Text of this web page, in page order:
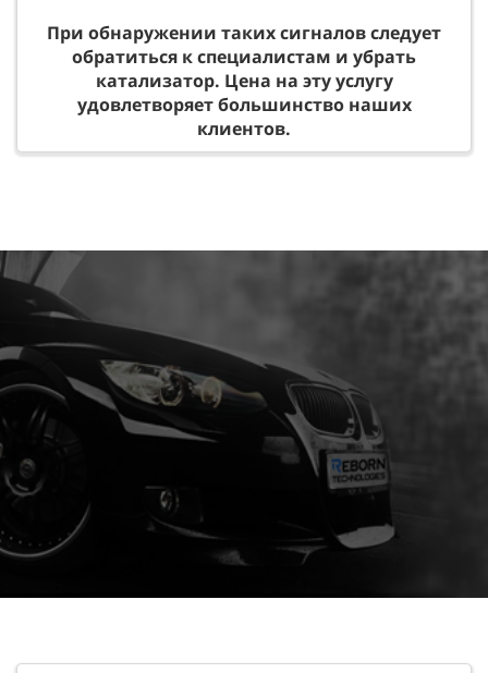
При обнаружении таких сигналов следует
обратиться к специалистам и убрать
катализатор. Цена на эту услугу
удовлетворяет большинство наших
клиентов.